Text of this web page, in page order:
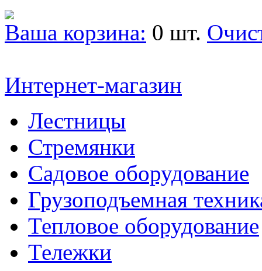
Ваша корзина: 0 шт.
Интернет-магазин
Лестницы
Стремянки
Садовое оборудование
Грузоподъемная
Тепловое оборудование
Тележки